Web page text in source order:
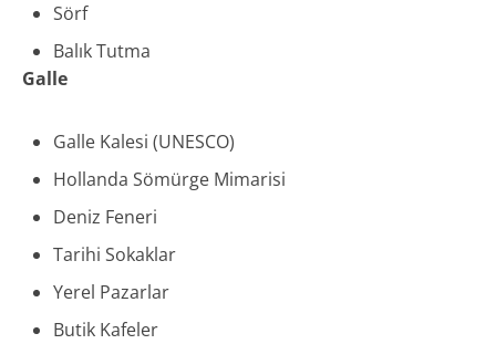
Sörf
Balık Tutma
Galle
Galle Kalesi (UNESCO)
Hollanda Sömürge Mimarisi
Deniz Feneri
Tarihi Sokaklar
Yerel Pazarlar
Butik Kafeler